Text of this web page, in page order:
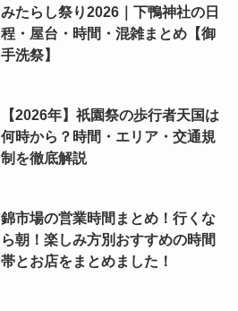
みたらし祭り2026｜下鴨神社の日
程・屋台・時間・混雑まとめ【御
手洗祭】
【2026年】祇園祭の歩行者天国は
何時から？時間・エリア・交通規
制を徹底解説
錦市場の営業時間まとめ！行くな
ら朝！楽しみ方別おすすめの時間
帯とお店をまとめました！